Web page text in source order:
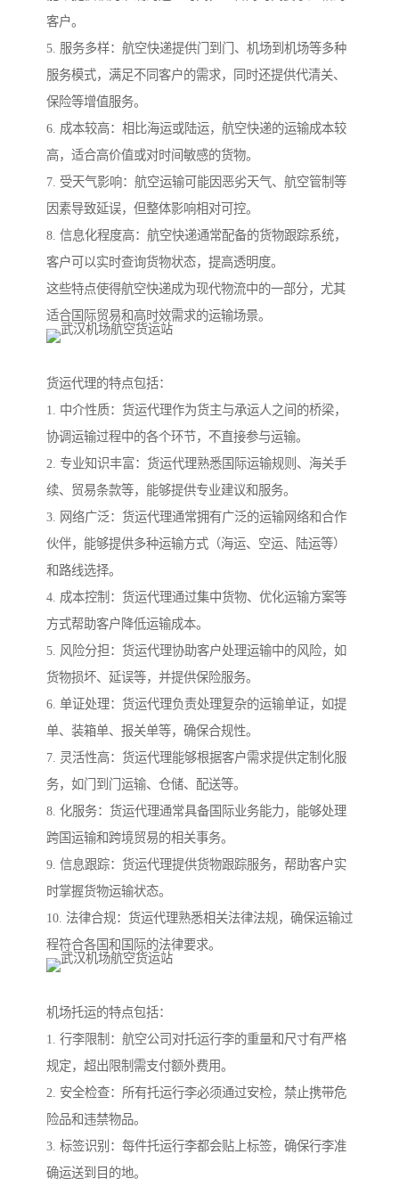
客户。
5. 服务多样：航空快递提供门到门、机场到机场等多种
服务模式，满足不同客户的需求，同时还提供代清关、
保险等增值服务。
6. 成本较高：相比海运或陆运，航空快递的运输成本较
高，适合高价值或对时间敏感的货物。
7. 受天气影响：航空运输可能因恶劣天气、航空管制等
因素导致延误，但整体影响相对可控。
8. 信息化程度高：航空快递通常配备的货物跟踪系统，
客户可以实时查询货物状态，提高透明度。
这些特点使得航空快递成为现代物流中的一部分，尤其
适合国际贸易和高时效需求的运输场景。
货运代理的特点包括：
1. 中介性质：货运代理作为货主与承运人之间的桥梁，
协调运输过程中的各个环节，不直接参与运输。
2. 专业知识丰富：货运代理熟悉国际运输规则、海关手
续、贸易条款等，能够提供专业建议和服务。
3. 网络广泛：货运代理通常拥有广泛的运输网络和合作
伙伴，能够提供多种运输方式（海运、空运、陆运等）
和路线选择。
4. 成本控制：货运代理通过集中货物、优化运输方案等
方式帮助客户降低运输成本。
5. 风险分担：货运代理协助客户处理运输中的风险，如
货物损坏、延误等，并提供保险服务。
6. 单证处理：货运代理负责处理复杂的运输单证，如提
单、装箱单、报关单等，确保合规性。
7. 灵活性高：货运代理能够根据客户需求提供定制化服
务，如门到门运输、仓储、配送等。
8. 化服务：货运代理通常具备国际业务能力，能够处理
跨国运输和跨境贸易的相关事务。
9. 信息跟踪：货运代理提供货物跟踪服务，帮助客户实
时掌握货物运输状态。
10. 法律合规：货运代理熟悉相关法律法规，确保运输过
程符合各国和国际的法律要求。
机场托运的特点包括：
1. 行李限制：航空公司对托运行李的重量和尺寸有严格
规定，超出限制需支付额外费用。
2. 安全检查：所有托运行李必须通过安检，禁止携带危
险品和违禁物品。
3. 标签识别：每件托运行李都会贴上标签，确保行李准
确运送到目的地。